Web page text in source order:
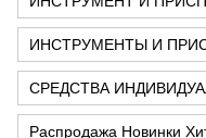
ИНСТРУМЕНТЫ И
СРЕДСТВА
Распродажа Новинки